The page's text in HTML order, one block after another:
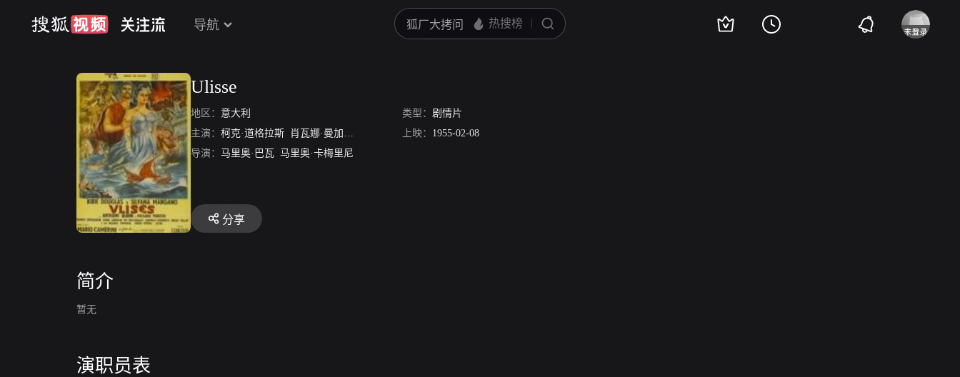
导航
Ulisse
地区： 意大利 类型： 剧情片
主演： 柯克·道格拉斯 肖瓦娜·曼加诺 安东尼·奎恩 罗桑娜·珀德斯塔
上映： 1955-02-08
导演： 马里奥·巴瓦 马里奥·卡梅里尼
分享
简介
暂无
演职员表